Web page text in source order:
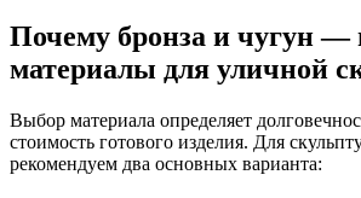
Почему бронза и чугун —
материалы для уличной
Выбор материала определяет
стоимость готового изделия. Для
рекомендуем два основных варианта: